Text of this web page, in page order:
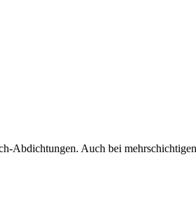
Abdichtungen. Auch bei